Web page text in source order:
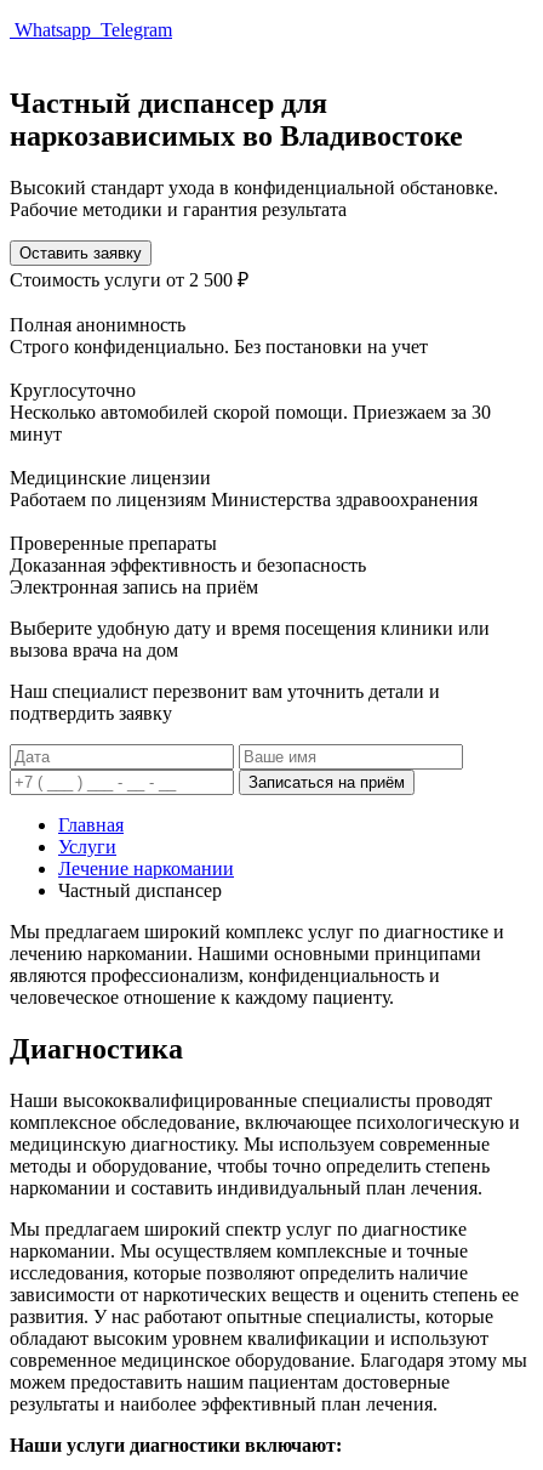
Whatsapp Telegram
Частный диспансер для
наркозависимых во Владивостоке
Высокий стандарт ухода в конфиденциальной обстановке.
Рабочие методики и гарантия результата
Оставить заявку
Стоимость услуги от 2 500 ₽
Полная анонимность
Строго конфиденциально. Без постановки на учет
Круглосуточно
Несколько автомобилей скорой помощи. Приезжаем за 30
минут
Медицинские лицензии
Работаем по лицензиям Министерства здравоохранения
Проверенные препараты
Доказанная эффективность и безопасность
Электронная запись на приём
Выберите удобную дату и время посещения клиники или
вызова врача на дом
Наш специалист перезвонит вам уточнить детали и
подтвердить заявку
Записаться на приём
Главная
Услуги
Лечение наркомании
Частный диспансер
Мы предлагаем широкий комплекс услуг по диагностике и
лечению наркомании. Нашими основными принципами
являются профессионализм, конфиденциальность и
человеческое отношение к каждому пациенту.
Диагностика
Наши высококвалифицированные специалисты проводят
комплексное обследование, включающее психологическую и
медицинскую диагностику. Мы используем современные
методы и оборудование, чтобы точно определить степень
наркомании и составить индивидуальный план лечения.
Мы предлагаем широкий спектр услуг по диагностике
наркомании. Мы осуществляем комплексные и точные
исследования, которые позволяют определить наличие
зависимости от наркотических веществ и оценить степень ее
развития. У нас работают опытные специалисты, которые
обладают высоким уровнем квалификации и используют
современное медицинское оборудование. Благодаря этому мы
можем предоставить нашим пациентам достоверные
результаты и наиболее эффективный план лечения.
Наши услуги диагностики включают: